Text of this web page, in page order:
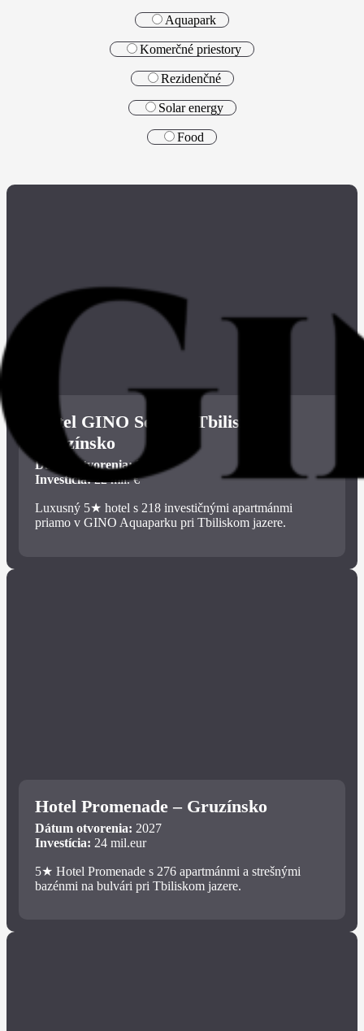
Aquapark
Komerčné priestory
Rezidenčné
Solar energy
Food
Hotel GINO Seaside Tbilisi –
Gruzínsko
Dátum otvorenia:2023
Investícia:22 mil. €
Luxusný 5★ hotel s 218 investičnými apartmánmi
priamo v GINO Aquaparku pri Tbiliskom jazere.
Hotel Promenade – Gruzínsko
Dátum otvorenia: 2027
Investícia: 24 mil.eur
5★ Hotel Promenade s 276 apartmánmi a strešnými
bazénmi na bulvári pri Tbiliskom jazere.